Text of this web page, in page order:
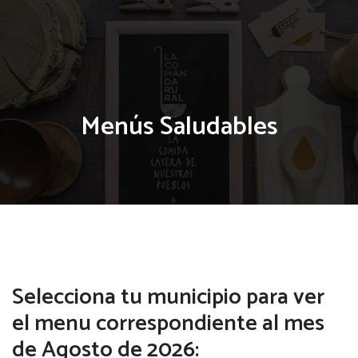
Menús Saludables
Selecciona tu municipio para ver
el menu correspondiente al mes
de Agosto de 2026: